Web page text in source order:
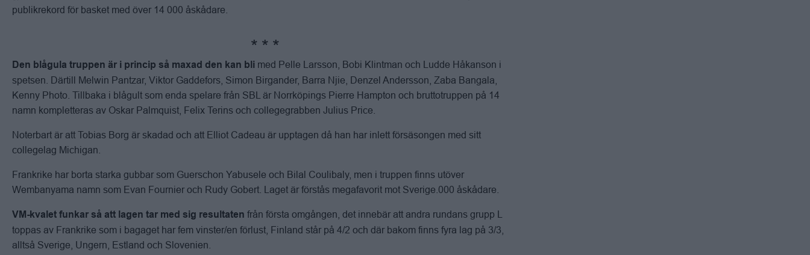
publikrekord för basket med över 14 000 åskådare.
Den blågula truppen är i princip så maxad den kan bli med Pelle Larsson, Bobi Klintman och Ludde Håkanson i
spetsen. Därtill Melwin Pantzar, Viktor Gaddefors, Simon Birgander, Barra Njie, Denzel Andersson, Zaba Bangala,
Kenny Photo. Tillbaka i blågult som enda spelare från SBL är Norrköpings Pierre Hampton och bruttotruppen på 14
namn kompletteras av Oskar Palmquist, Felix Terins och collegegrabben Julius Price.
Noterbart är att Tobias Borg är skadad och att Elliot Cadeau är upptagen då han har inlett försäsongen med sitt
collegelag Michigan.
Frankrike har borta starka gubbar som Guerschon Yabusele och Bilal Coulibaly, men i truppen finns utöver
Wembanyama namn som Evan Fournier och Rudy Gobert. Laget är förstås megafavorit mot Sverige.000 åskådare.
VM-kvalet funkar så att lagen tar med sig resultaten från första omgången, det innebär att andra rundans grupp L
toppas av Frankrike som i bagaget har fem vinster/en förlust, Finland står på 4/2 och där bakom finns fyra lag på 3/3,
alltså Sverige, Ungern, Estland och Slovenien.